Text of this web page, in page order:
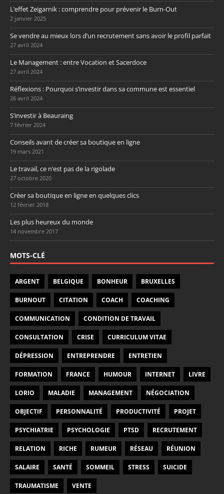
L’effet Zeigarnik : comprendre pour prévenir le Burn-Out
2 janvier 2025
Se vendre au mieux lors d’un recrutement sans avoir le profil parfait
27 avril 2024
Le Management : entre Vocation et Sacerdoce
27 avril 2024
Réflexions : Pourquoi s’investir dans sa commune est essentiel
26 avril 2024
S’investir à Beauraing
7 février 2024
Conseils avant de créer sa boutique en ligne
19 mars 2021
Le travail, ce n’est pas de la rigolade
27 octobre 2020
Créer sa boutique en ligne en quelques clics
12 février 2018
Les plus heureux du monde
14 novembre 2017
MOTS-CLÉ
ARGENT BELGIQUE BONHEUR BRUXELLES
BURNOUT CITATION COACH COACHING
COMMUNICATION CONDITION DE TRAVAIL
CONSULTATION CRISE CURRICULUM VITAE
DÉPRESSION ENTREPRENDRE ENTRETIEN
FORMATION FRANCE HUMOUR INTERNET LIVRE
LORIO MALADIE MANAGEMENT NÉGOCIATION
OBJECTIF PERSONNALITÉ PRODUCTIVITÉ PROJET
PSYCHIATRIE PSYCHOLOGIE PTSD RECRUTEMENT
RELATION RICHE RUMEUR RÉSEAU RÉUNION
SALAIRE SANTÉ SOMMEIL STRESS SUICIDE
TRAUMATISME VENTE